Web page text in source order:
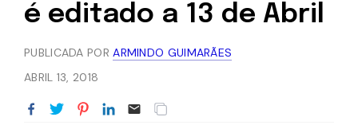
é editado a 13 de Abril
PUBLICADA PORARMINDO GUIMARÃES
ABRIL 13, 2018